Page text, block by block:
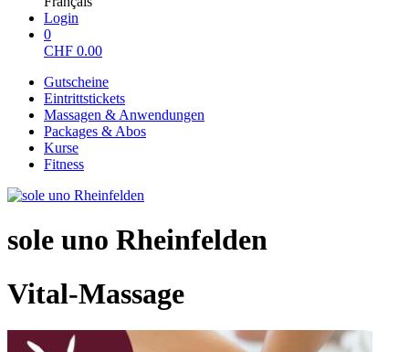
Login
0
CHF 0.00
Gutscheine
Eintrittstickets
Massagen & Anwendungen
Packages & Abos
Kurse
Fitness
sole uno Rheinfelden
Vital-Massage